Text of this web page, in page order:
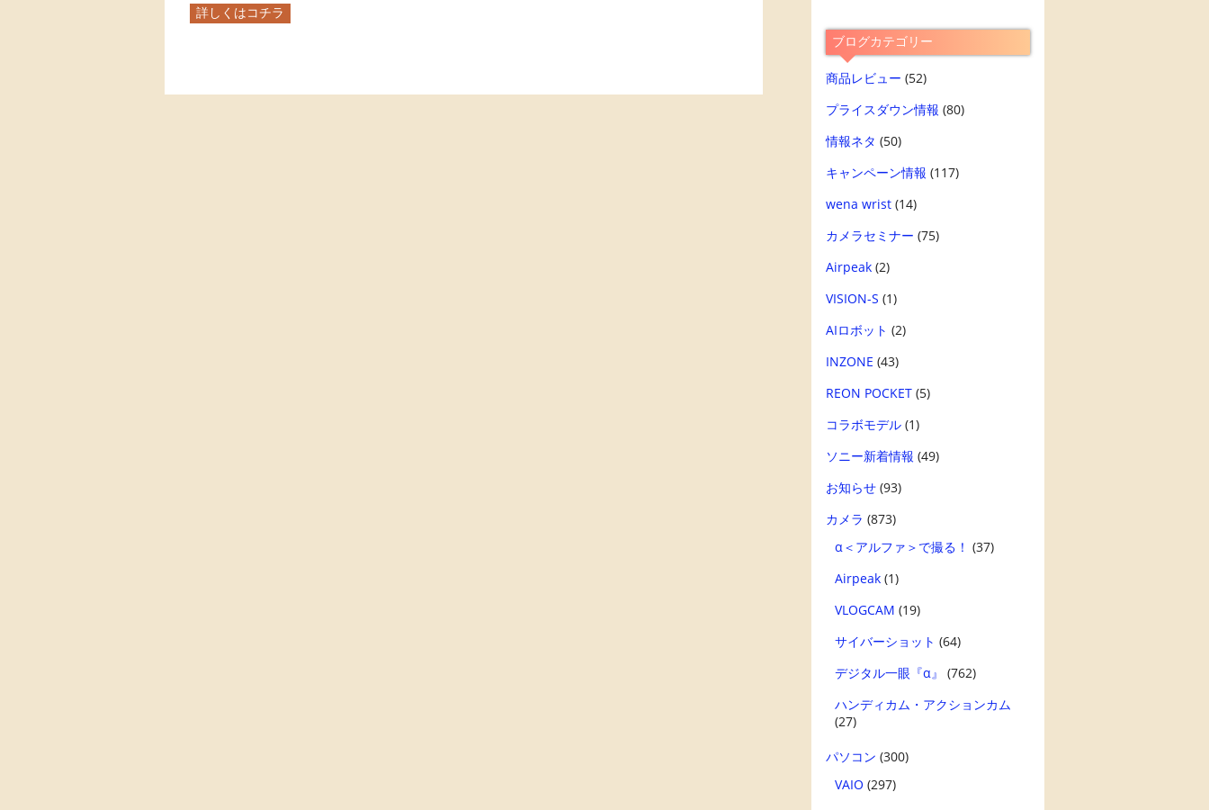
詳しくはコチラ
ブログカテゴリー
商品レビュー (52)
プライスダウン情報 (80)
情報ネタ (50)
キャンペーン情報 (117)
wena wrist(14)
カメラセミナー (75)
Airpeak(2)
VISION-S (1)
AIロボット (2)
INZONE (43)
REON POCKET(5)
コラボモデル(1)
ソニー新着情報 (49)
お知らせ(93)
カメラ (873)
α＜アルファ＞で撮る！ (37)
Airpeak(1)
VLOGCAM (19)
サイバーショット (64)
デジタル一眼『α』
(762)
ハンディカム・アクションカム
(27)
パソコン (300)
VAIO (297)